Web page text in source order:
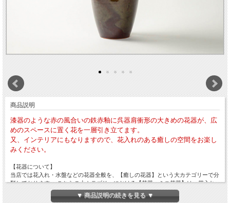
商品説明
漆器のような赤の風合いの鉄赤釉に呉器肩衝形の大きめの花器が、広
めのスペースに置く花を一層引き立てます。
又、インテリアにもなりますので、花入れのある癒しの空間をお楽し
みください。
【花器について】
当店では花入れ・水盤などの花器全般を、【癒しの花器】という大カテゴリーで分
類しております。 こちらの小カテゴリーにおける【花器・ミニ花器】は、花入れ
のように細めではなく壷とも違う形状の作品を【花器】とし、高さが低めだけど剣
山・オアシスなどでお花をアレンジできる作品を【ミニ花器」としております。
▼ 商品説明の続きを見る ▼